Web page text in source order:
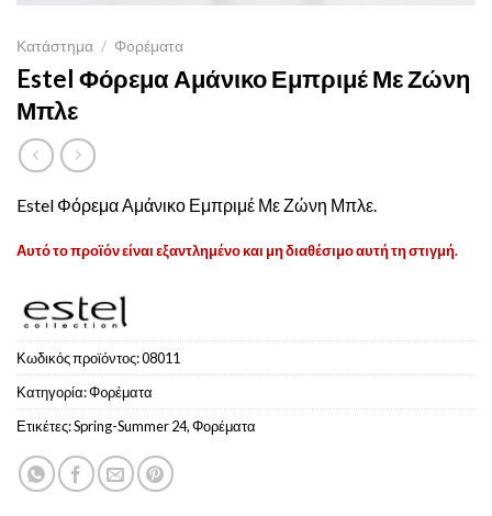
Κατάστημα / Φoρέματα
Estel Φόρεμα Αμάνικο Εμπριμέ Με Ζώνη
Μπλε
Estel Φόρεμα Αμάνικο Εμπριμέ Με Ζώνη Μπλε.
Αυτό το προϊόν είναι εξαντλημένο και μη διαθέσιμο αυτή τη στιγμή.
Κωδικός προϊόντος:08011
Κατηγορία:Φoρέματα
Ετικέτες:Spring-Summer 24,Φορέματα